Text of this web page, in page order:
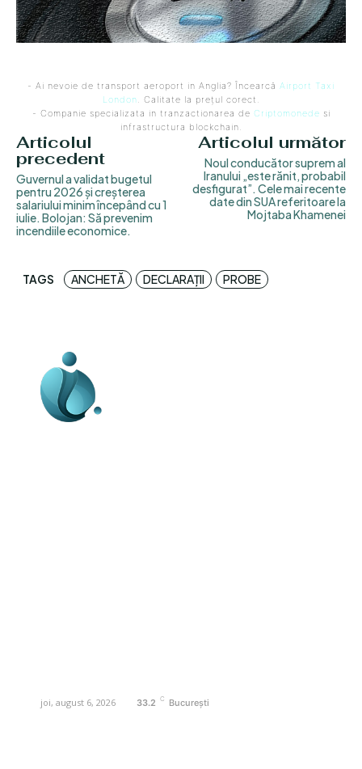
- Ai nevoie de transport aeroport in Anglia? Încearcă Airport Taxi
London. Calitate la prețul corect.
- Companie specializata in tranzactionarea de Criptomonede si
infrastructura blockchain.
Articolul
precedent
Guvernul a validat bugetul
pentru 2026 și creșterea
salariului minim începând cu 1
iulie. Bolojan: Să prevenim
incendiile economice.
Articolul următor
Noul conducător suprem al
Iranului „este rănit, probabil
desfigurat”. Cele mai recente
date din SUA referitoare la
Mojtaba Khamenei
TAGS ANCHETĂ DECLARAȚII PROBE
joi, august 6, 2026 33.2 C București